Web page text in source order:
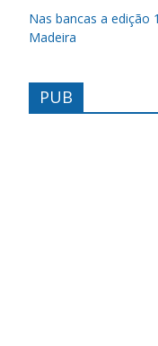
Nas bancas a edição
Madeira
PUB